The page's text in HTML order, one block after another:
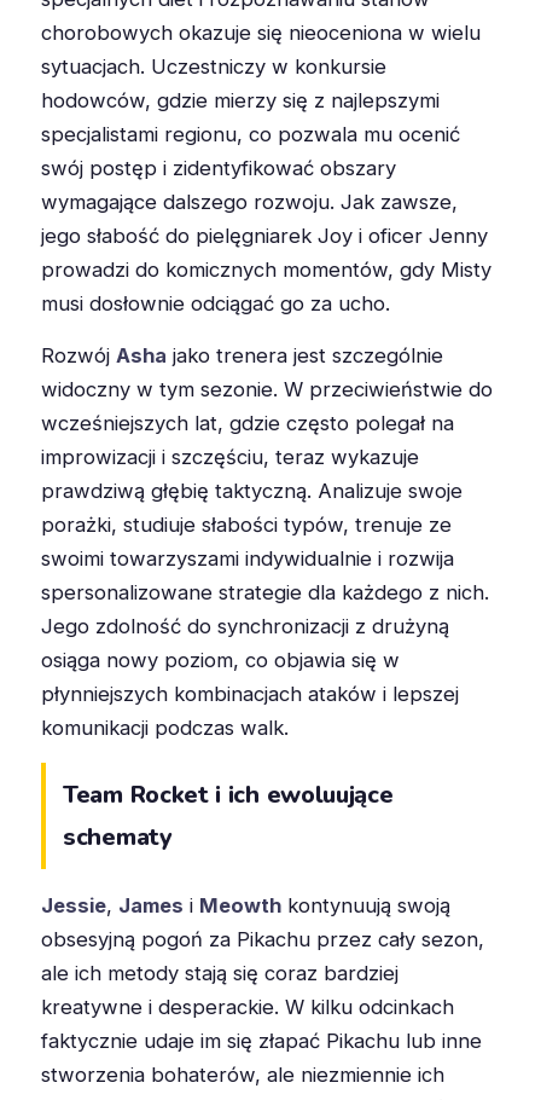
chorobowych okazuje się nieoceniona w wielu
sytuacjach. Uczestniczy w konkursie
hodowców, gdzie mierzy się z najlepszymi
specjalistami regionu, co pozwala mu ocenić
swój postęp i zidentyfikować obszary
wymagające dalszego rozwoju. Jak zawsze,
jego słabość do pielęgniarek Joy i oficer Jenny
prowadzi do komicznych momentów, gdy Misty
musi dosłownie odciągać go za ucho.
Rozwój Asha jako trenera jest szczególnie
widoczny w tym sezonie. W przeciwieństwie do
wcześniejszych lat, gdzie często polegał na
improwizacji i szczęściu, teraz wykazuje
prawdziwą głębię taktyczną. Analizuje swoje
porażki, studiuje słabości typów, trenuje ze
swoimi towarzyszami indywidualnie i rozwija
spersonalizowane strategie dla każdego z nich.
Jego zdolność do synchronizacji z drużyną
osiąga nowy poziom, co objawia się w
płynniejszych kombinacjach ataków i lepszej
komunikacji podczas walk.
Team Rocket i ich ewoluujące
schematy
Jessie, James i Meowth kontynuują swoją
obsesyjną pogoń za Pikachu przez cały sezon,
ale ich metody stają się coraz bardziej
kreatywne i desperackie. W kilku odcinkach
faktycznie udaje im się złapać Pikachu lub inne
stworzenia bohaterów, ale niezmiennie ich